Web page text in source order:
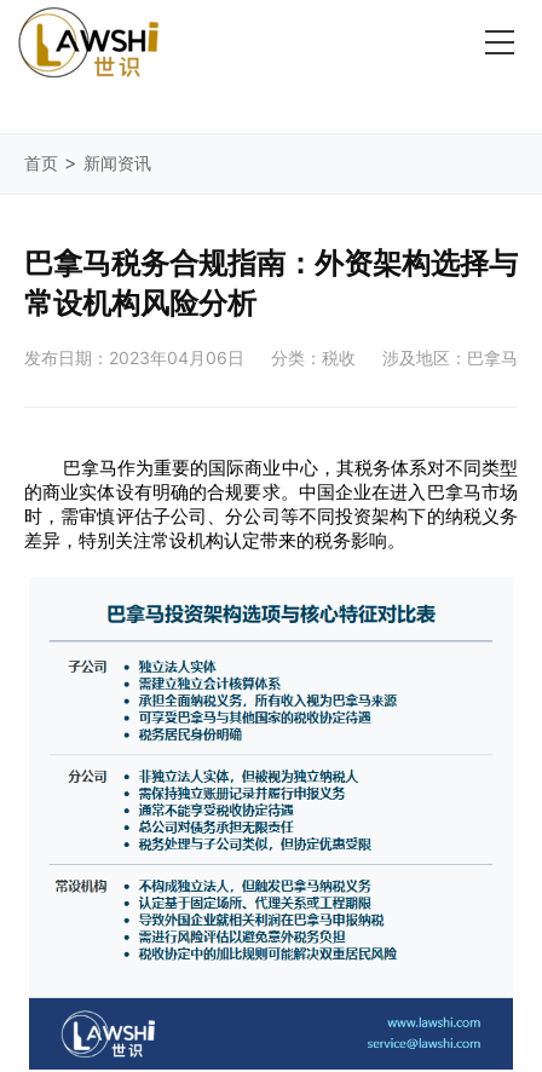
首页 > 新闻资讯
巴拿马税务合规指南：外资架构选择与
常设机构风险分析
发布日期：2023年04月06日 分类：税收 涉及地区：巴拿马
巴拿马作为重要的国际商业中心，其税务体系对不同类型
的商业实体设有明确的合规要求。中国企业在进入巴拿马市场
时，需审慎评估子公司、分公司等不同投资架构下的纳税义务
差异，特别关注常设机构认定带来的税务影响。